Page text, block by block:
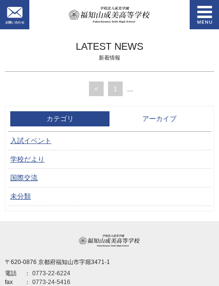
学校法人成美学
LATEST NEWS
新着情報
< 1
カテゴリ アーカイブ
入試イベント
学校だより
国際交流
未分類
〒620-0876 京都府福知山市字堀3471-1
電話
0773-22-6224
fax
0773-24-5416